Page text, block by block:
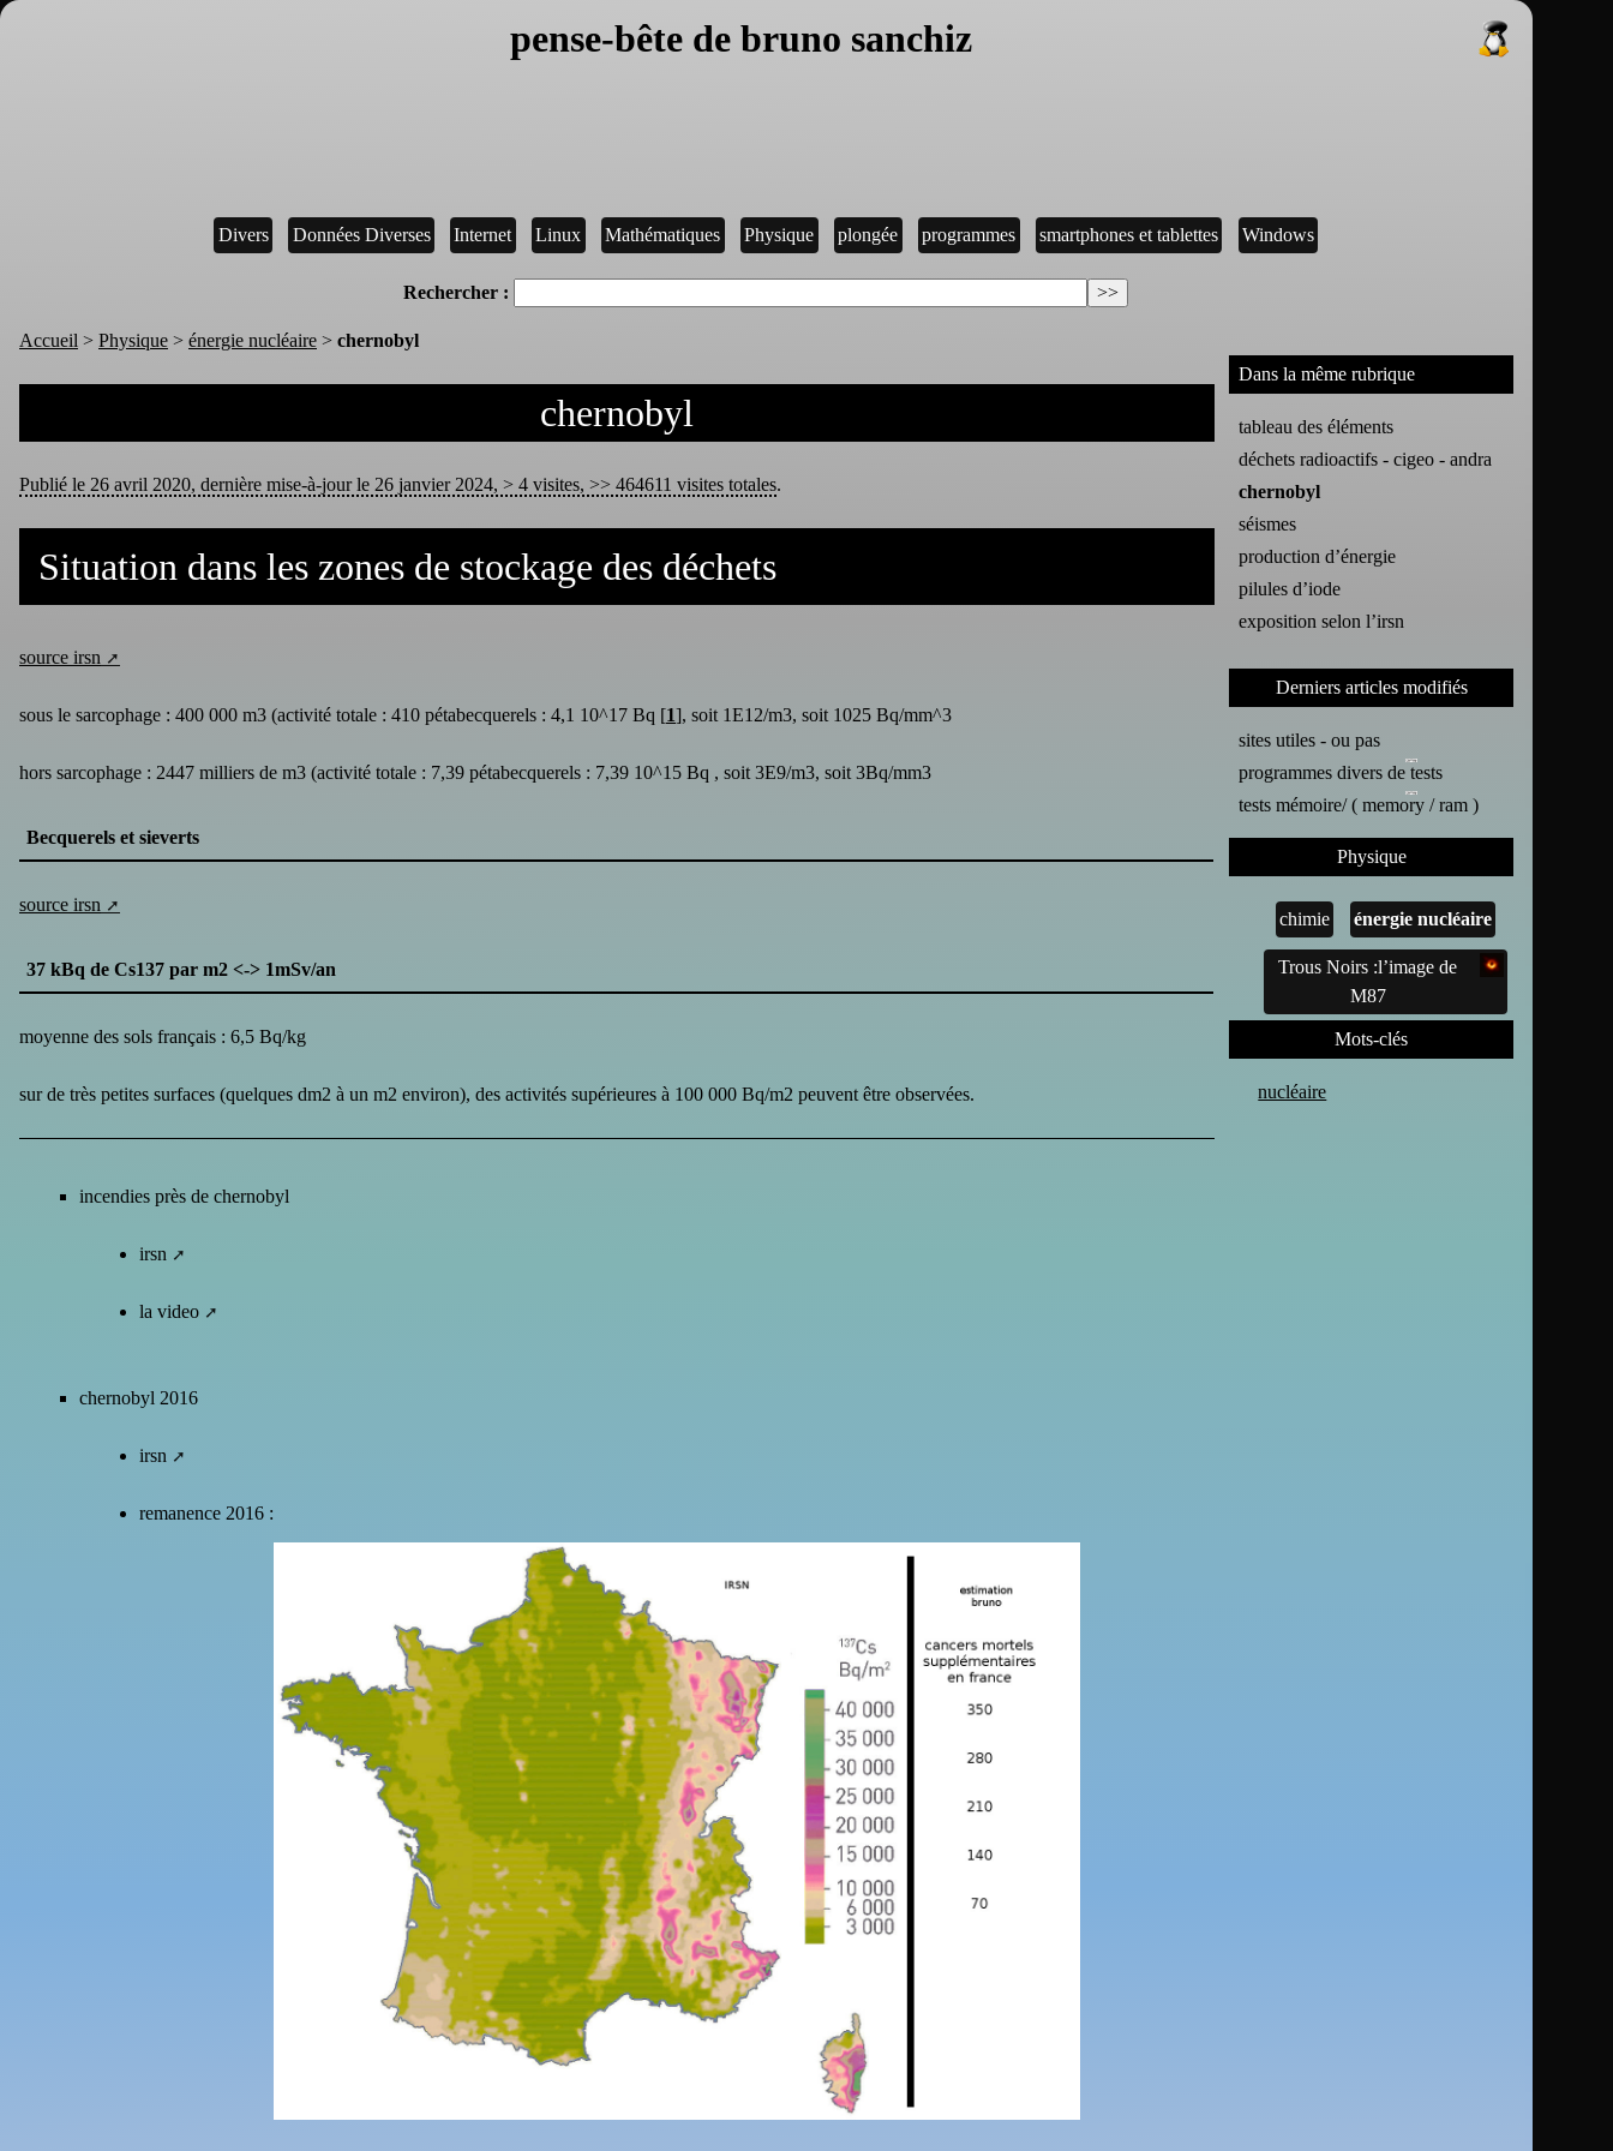
pense-bête de bruno sanchiz
Divers Données Diverses Internet Linux Mathématiques Physique plongée programmes smartphones et tablettes Windows
Rechercher :
Accueil > Physique > énergie nucléaire > chernobyl
chernobyl
Publié le 26 avril 2020, dernière mise-à-jour le 26 janvier 2024, > 4 visites, >> 464611 visites totales.
Situation dans les zones de stockage des déchets
source irsn
sous le sarcophage : 400 000 m3 (activité totale : 410 pétabecquerels : 4,1 10^17 Bq [1], soit 1E12/m3, soit 1025 Bq/mm^3
hors sarcophage : 2447 milliers de m3 (activité totale : 7,39 pétabecquerels : 7,39 10^15 Bq , soit 3E9/m3, soit 3Bq/mm3
Becquerels et sieverts
source irsn
37 kBq de Cs137 par m2 <-> 1mSv/an
moyenne des sols français : 6,5 Bq/kg
sur de très petites surfaces (quelques dm2 à un m2 environ), des activités supérieures à 100 000 Bq/m2 peuvent être observées.
incendies près de chernobyl
irsn
la video
chernobyl 2016
irsn
remanence 2016 :
Dans la même rubrique
tableau des éléments
déchets radioactifs - cigeo - andra
chernobyl
séismes
production d’énergie
pilules d’iode
exposition selon l’irsn
Derniers articles modifiés
sites utiles - ou pas
programmes divers de tests
tests mémoire/ ( memory / ram )
Physique
chimie énergie nucléaire
Trous Noirs :l’image de
M87
Mots-clés
nucléaire